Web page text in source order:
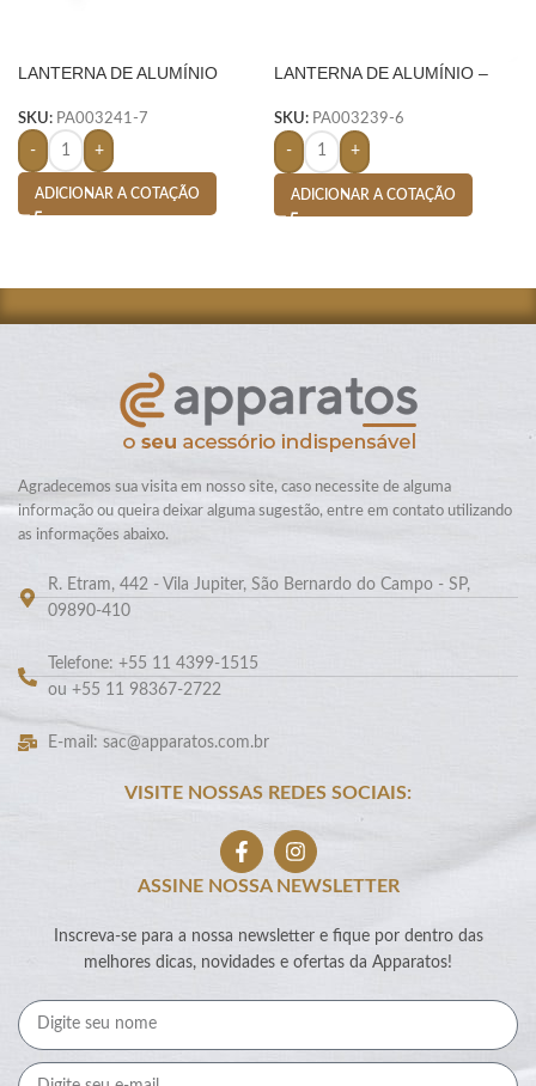
LANTERNA DE ALUMÍNIO
SKU: PA003241-7
- +
ADICIONAR A COTAÇÃO
LANTERNA DE ALUMÍNIO –
SKU: PA003239-6
- +
ADICIONAR A COTAÇÃO
Agradecemos sua visita em nosso site, caso necessite de alguma
informação ou queira deixar alguma sugestão, entre em contato utilizando
as informações abaixo.
R. Etram, 442 - Vila Jupiter, São Bernardo do Campo - SP,
09890-410
Telefone: +55 11 4399-1515
ou +55 11 98367-2722
E-mail: sac@apparatos.com.br
VISITE NOSSAS REDES SOCIAIS:
ASSINE NOSSA NEWSLETTER
Inscreva-se para a nossa newsletter e fique por dentro das
melhores dicas, novidades e ofertas da Apparatos!